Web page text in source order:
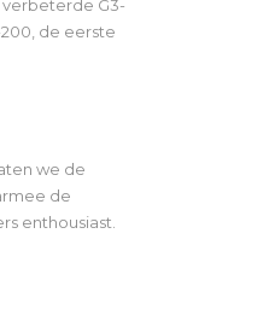
G3-
de eerste
we de
de
enthousiast.